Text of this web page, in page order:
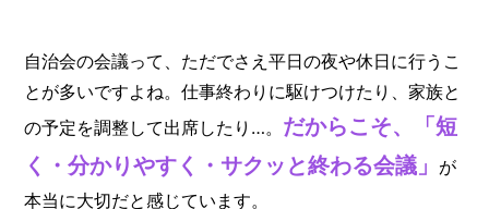
自治会の会議って、ただでさえ平日の夜や休日に行うこ
とが多いですよね。仕事終わりに駆けつけたり、家族と
の予定を調整して出席したり…。 だからこそ、「短
く・分かりやすく・サクッと終わる会議」 が
本当に大切だと感じています。